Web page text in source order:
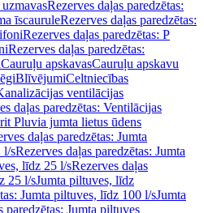
Rezerves daļas paredzētas:
īscauruleRezerves daļas paredzētas:
Rezerves daļas paredzētas: P
Rezerves daļas paredzētas:
Cauruļu apskavasCauruļu apskavu
BlīvējumiCeltniecības
ventilācijas
daļas paredzētas: Ventilācijas
Pluvia jumta lietus ūdens
daļas paredzētas: Jumta
l/sRezerves daļas paredzētas: Jumta
līdz 25 l/sRezerves daļas
25 l/sJumta piltuves, līdz
Jumta piltuves, līdz 100 l/sJumta
paredzētas: Jumta piltuves